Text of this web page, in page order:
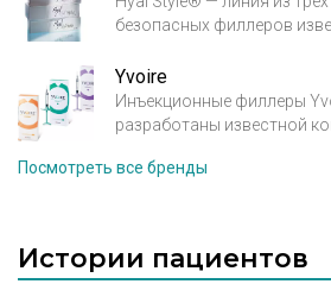
безопасных филлеров
Австрия) на основе
высокоочищенной
неживотного
сшивающего агента BDDE
Yvoire
Инъекционные филлеры
разработаны известной
технологическую
HESH технологии,
Посмотреть все бренды
Истории пациентов